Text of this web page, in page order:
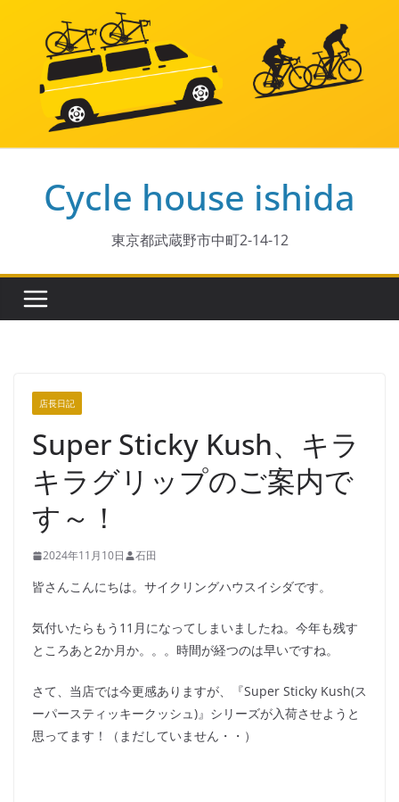
Cycle house ishida
東京都武蔵野市中町2-14-12
店長日記
Super Sticky Kush、キラ
キラグリップのご案内で
す～！
2024年11月10日 石田
皆さんこんにちは。サイクリングハウスイシダです。
気付いたらもう11月になってしまいましたね。今年も残す
ところあと2か月か。。。時間が経つのは早いですね。
さて、当店では今更感ありますが、『Super Sticky Kush(ス
ーパースティッキークッシュ)』シリーズが入荷させようと
思ってます！（まだしていません・・）